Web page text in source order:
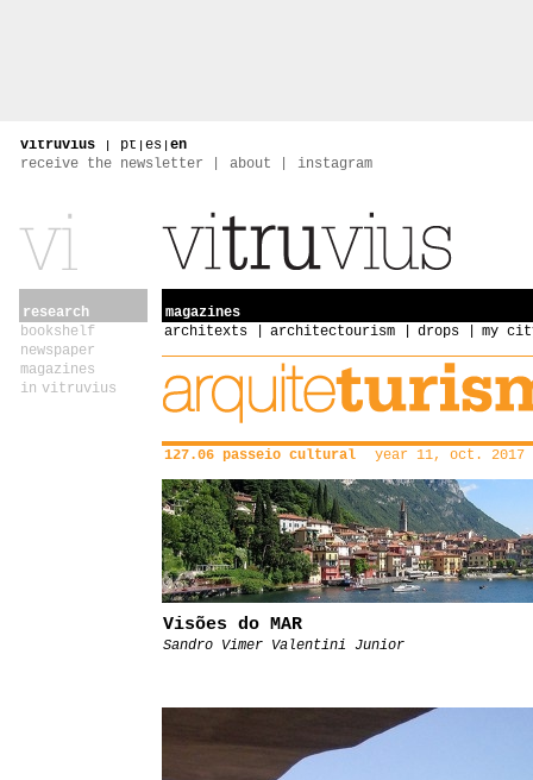
vitruvius | pt | es | en
receive the newsletter
about instagram
research
bookshelf
newspaper
magazines
in vitruvius
magazines
architexts
architectourism drops my
127.06 passeio cultural year 11, oct. 2017
Visões do MAR
Sandro Vimer Valentini Junior